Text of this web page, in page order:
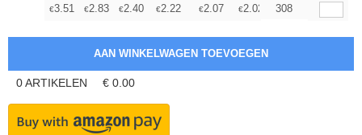
€3.51 €2.83 €2.40 €2.22 €2.07 €2.02 +
308
0ARTIKELEN € 0.00